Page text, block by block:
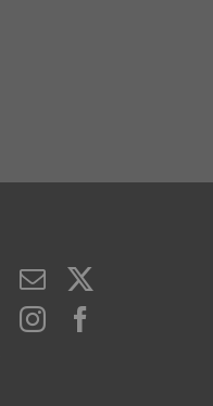
E-
Mail
Instagram